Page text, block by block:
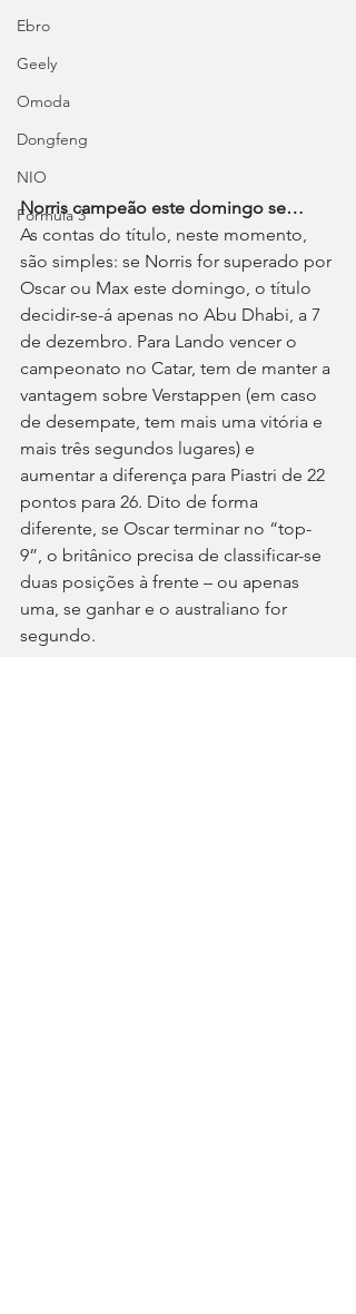
Ebro
Geely
Omoda
Dongfeng
NIO
Fórmula 3
Norris campeão este domingo se…
As contas do título, neste momento,
são simples: se Norris for superado por
Oscar ou Max este domingo, o título
decidir-se-á apenas no Abu Dhabi, a 7
de dezembro. Para Lando vencer o
campeonato no Catar, tem de manter a
vantagem sobre Verstappen (em caso
de desempate, tem mais uma vitória e
mais três segundos lugares) e
aumentar a diferença para Piastri de 22
pontos para 26. Dito de forma
diferente, se Oscar terminar no “top-
9”, o britânico precisa de classificar-se
duas posições à frente – ou apenas
uma, se ganhar e o australiano for
segundo.